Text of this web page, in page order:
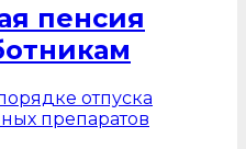
пенсия